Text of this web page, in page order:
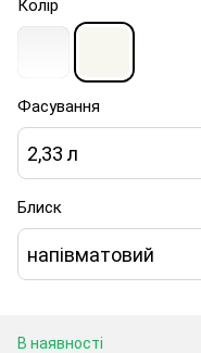
Колір
Фасування
2,33 л
Блиск
напівматовий
В наявності